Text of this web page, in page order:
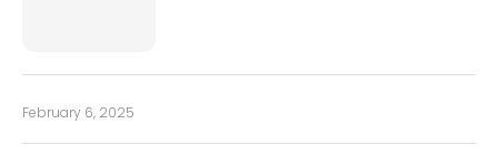
February 6, 2025